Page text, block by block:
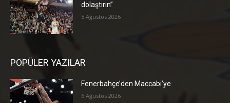
dolaştırın”
5 Ağustos 2026
POPÜLER YAZILAR
Fenerbahçe’den Maccabi’ye
6 Ağustos 2026